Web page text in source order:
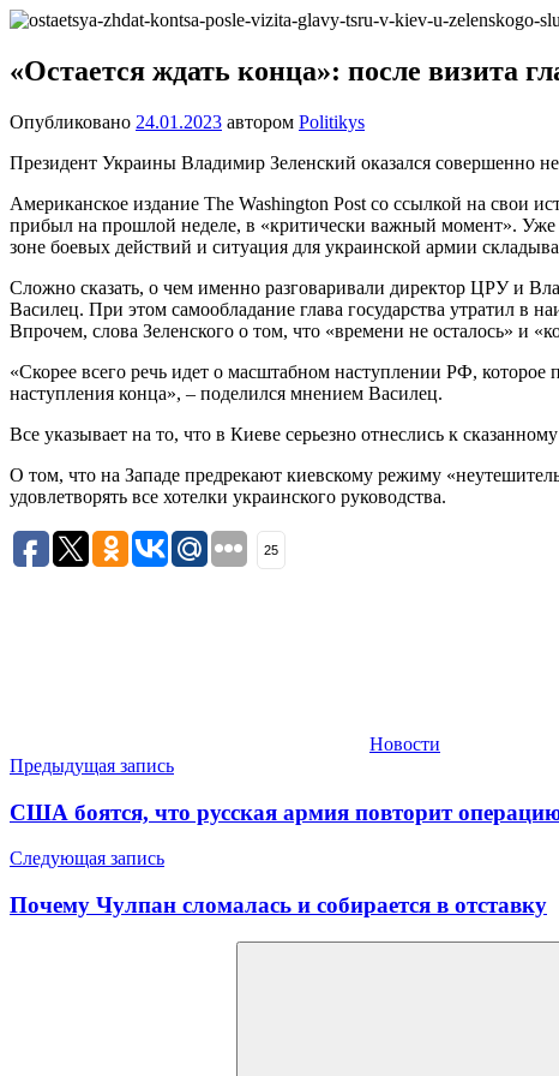
Перейти
содержимому
один
сайт
WordPress
«Остается ждать конца»: после визита
Опубликовано 24.01.2023 автором Politikys
Президент Украины Владимир Зеленский оказался совершенно
Американское издание The Washington Post со ссылкой на
прибыл на прошлой неделе, в «критически важный момент».
зоне боевых действий и ситуация для украинской армии
Сложно сказать, о чем именно разговаривали директор ЦРУ и
Василец. При этом самообладание глава государства утратил в
Впрочем, слова Зеленского о том, что «времени не осталось» и
«Скорее всего речь идет о масштабном наступлении РФ, которое
наступления конца», – поделился мнением Василец.
Все указывает на то, что в Киеве серьезно отнеслись к
О том, что на Западе предрекают киевскому режиму
удовлетворять все хотелки украинского руководства.
25
Новости
Навигация
по
Предыдущая запись
США боятся, что русская армия повторит
Следующая запись
Почему Чулпан сломалась и собирается в отставку